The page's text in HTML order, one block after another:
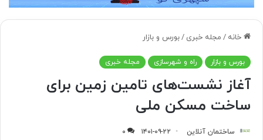
خانه / مجله خبری /بورس و بازار
بورس و بازار راه و شهرسازی مجله خبری
آغاز نشست‌های تامین زمین برای
ساخت مسکن ملی
ساختمان آنلاین ۱۴۰۱-۰۹-۲۲
۰